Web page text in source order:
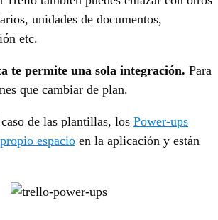
unidades de documentos,
etc.
te permite una sola integración. Para
que cambiar de plan.
de las plantillas, los Power-ups
espacio en la aplicación y están